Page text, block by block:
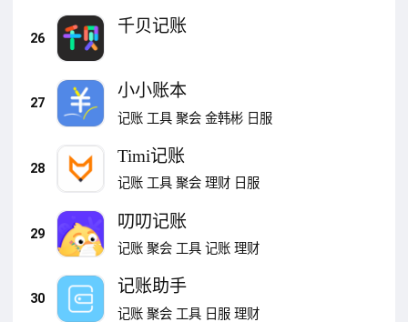
26
千贝记账
27
小小账本
记账 工具 聚会 金韩彬 日服
28
Timi记账
记账 工具 聚会 理财 日服
29
叨叨记账
记账 聚会 工具 记账 理财
30
记账助手
记账 聚会 工具 日服 理财